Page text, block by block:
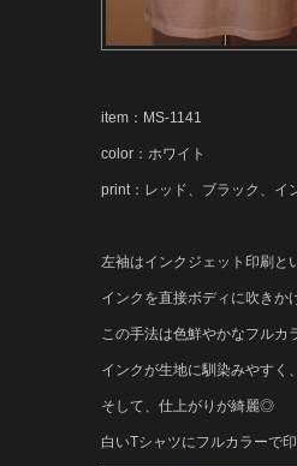
item：MS‐1141
color：ホワイト
print：レッド、ブラック、イ
左袖はインクジェット印刷と
インクを直接ボディに吹きか
この手法は色鮮やかなフルカ
インクが生地に馴染みやすく
そして、仕上がりが綺麗◎
白いTシャツにフルカラーで